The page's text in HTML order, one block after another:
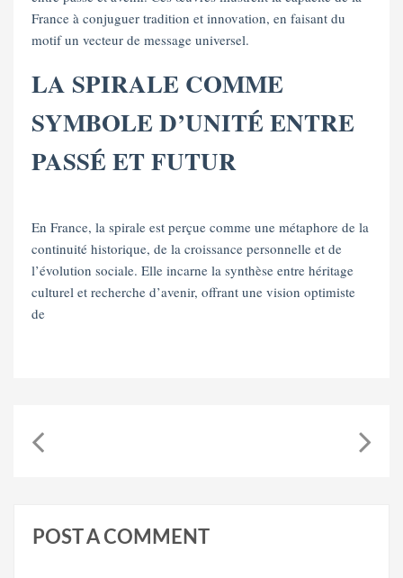
France à conjuguer tradition et innovation, en faisant du
motif un vecteur de message universel.
LA SPIRALE COMME
SYMBOLE D’UNITÉ ENTRE
PASSÉ ET FUTUR
En France, la spirale est perçue comme une métaphore de la
continuité historique, de la croissance personnelle et de
l’évolution sociale. Elle incarne la synthèse entre héritage
culturel et recherche d’avenir, offrant une vision optimiste
de
POST A COMMENT